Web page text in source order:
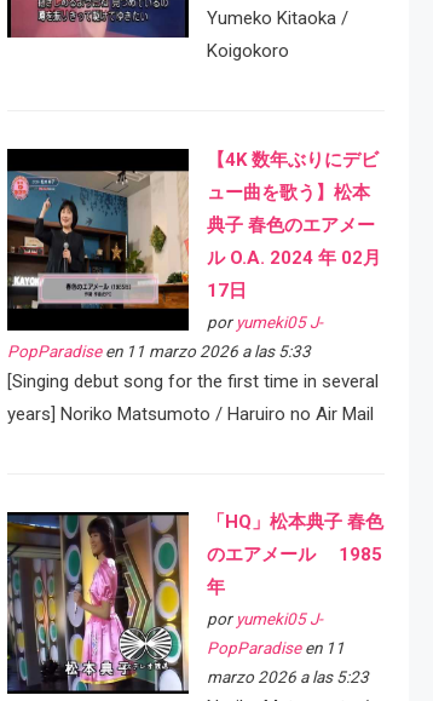
Yumeko Kitaoka /
Koigokoro
【4K 数年ぶりにデビ
ュー曲を歌う】松本
典子 春色のエアメー
ル O.A. 2024 年 02月
17日
por yumeki05 J-
PopParadiseen 11 marzo 2026 a las 5:33
[Singing debut song for the first time in several
years] Noriko Matsumoto / Haruiro no Air Mail
「HQ」松本典子 春色
のエアメール 1985
年
por yumeki05 J-
PopParadiseen 11
marzo 2026 a las 5:23